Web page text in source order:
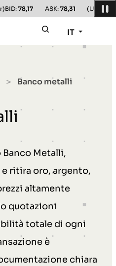
BID: 78,17 ASK: 78,31 (Usd/oz)
IT
> Banco metalli
Metalli,
ritira oro, argento,
altamente
quotazioni
totale di ogni
è
chiara